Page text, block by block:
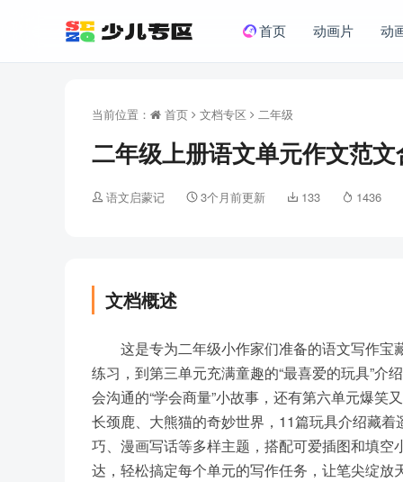
首页 动画片 动
当前位置： 首页 文档专区 二年级
二年级上册语文单元作文范
语文启蒙记 3个月前更新 133 1436
文档概述
这是专为二年级小作家们准备的语文写作宝
练习，到第三单元充满童趣的“最喜爱的玩具”介
会沟通的“学会商量”小故事，还有第六单元爆
长颈鹿、大熊猫的奇妙世界，11篇玩具介绍藏
巧、漫画写话等多样主题，搭配可爱插图和填
达，轻松搞定每个单元的写作任务，让笔尖绽放